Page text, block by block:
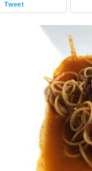
Tweet